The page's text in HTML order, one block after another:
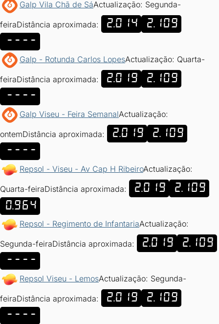
Galp Vila Chã de SáActualização: Segunda-
feiraDistância aproximada: 2.014
2.109
----
Galp - Rotunda Carlos LopesActualização: Quarta-
feiraDistância aproximada: 2.019
2.109
----
Galp Viseu - Feira SemanalActualização:
ontemDistância aproximada: 2.019
2.109
----
Repsol - Viseu - Av Cap H RibeiroActualização:
Quarta-feiraDistância aproximada: 2.019
2.109
0.964
Repsol - Regimento de InfantariaActualização:
Segunda-feiraDistância aproximada: 2.019
2.109
----
Repsol Viseu - LemosActualização: Segunda-
feiraDistância aproximada: 2.019
2.109
----